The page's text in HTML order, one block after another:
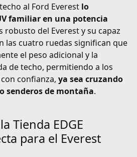
al Ford Everest lo
familiar en una potencia
robusto del Everest y su capaz
las cuatro ruedas significan que
el peso adicional y la
de techo, permitiendo a los
confianza, ya sea cruzando
senderos de montaña.
Tienda EDGE
para el Everest